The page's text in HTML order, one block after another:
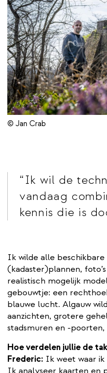
© Jan Crab
Ik wil de
vandaag
kennis die is
Ik wilde alle
(kadaster)plannen,
realistisch mogelijk
gebouwtje: een
blauwe lucht. Algauw
aanzichten, grotere
stadsmuren en -poorten,
Hoe verdelen jullie de
Frederic: Ik weet waar